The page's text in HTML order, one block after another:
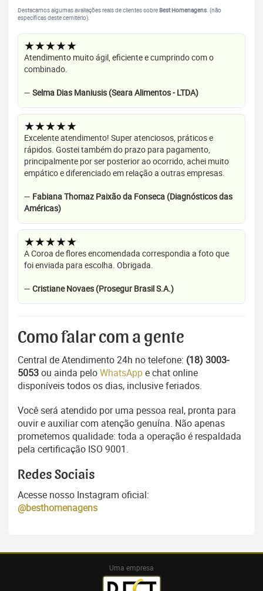
Destacamos algumas avaliações reais de clientes sobreBest Homenagens. (não
específicas deste cemitério).
★★★★★
Atendimento muito ágil, eficiente e cumprindo com o
combinado.
— Selma Dias Maniusis (Seara Alimentos - LTDA)
★★★★★
Excelente atendimento! Super atenciosos, práticos e
rápidos. Gostei também do prazo para pagamento,
principalmente por ser posterior ao ocorrido, achei muito
empático e diferenciado em relação a outras empresas.
— Fabiana Thomaz Paixão da Fonseca (Diagnósticos das
Américas)
★★★★★
A Coroa de flores encomendada correspondia a foto que
foi enviada para escolha. Obrigada.
— Cristiane Novaes (Prosegur Brasil S.A.)
Como falar com a gente
Central de Atendimento 24h no telefone: (18) 3003-
5053ou ainda peloWhatsAppe chat online
disponíveis todos os dias, inclusive feriados.
Você será atendido por uma pessoa real, pronta para
ouvir e auxiliar com atenção genuína. Não apenas
prometemos qualidade: toda a operação é respaldada
pela certificação ISO 9001.
Redes Sociais
Acesse nosso Instagram oficial:
@besthomenagens
Uma empresa